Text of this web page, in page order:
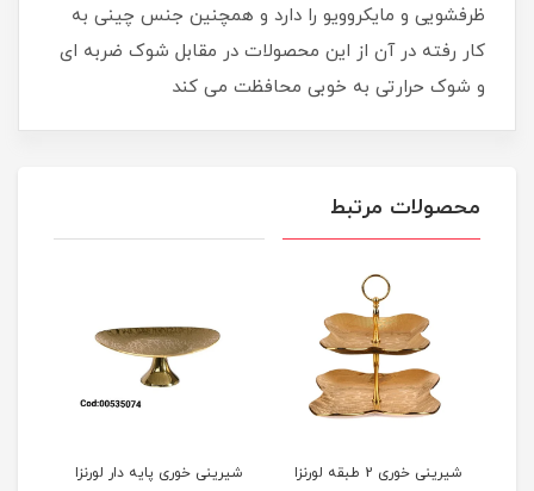
ظرفشویی و مایکروویو را دارد و همچنین جنس چینی به
کار رفته در آن از این محصولات در مقابل شوک ضربه ای
و شوک حرارتی به خوبی محافظت می کند
محصولات مرتبط
شیرینی خوری 2 طبقه لورنزا
شیرینی خوری پایه دار لورنزا